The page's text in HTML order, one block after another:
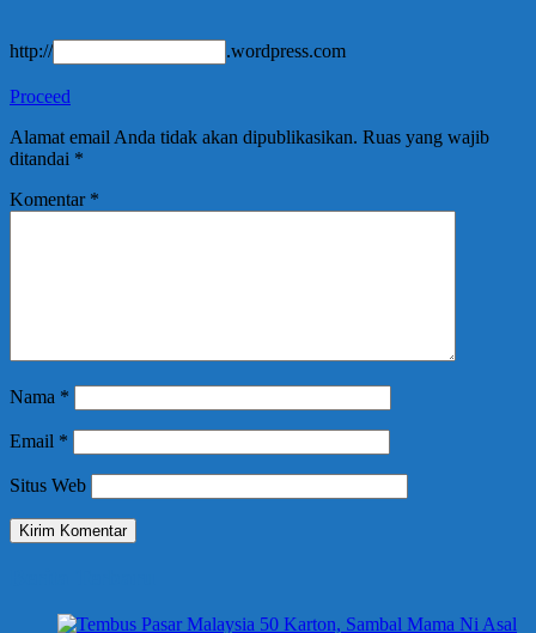
http:// .wordpress.com
Proceed
Alamat email Anda tidak akan dipublikasikan. Ruas yang wajib
ditandai *
Komentar *
Nama *
Email *
Situs Web